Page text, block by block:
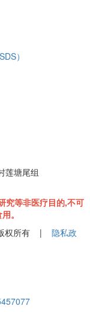
）
莲塘尾组
究等非医疗目的,不可
。
版权所有 | 隐私政